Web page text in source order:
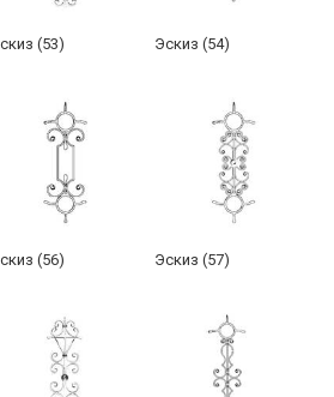
(53) Эскиз (54)
(56) Эскиз (57)